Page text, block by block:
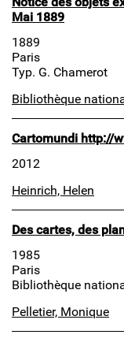
Mai 1889
1889
Paris
Typ. G. Chamerot
Bibliothèque
Cartomundi http://
2012
Heinrich, Helen
Des cartes, des
1985
Paris
Bibliothèque
Pelletier, Monique